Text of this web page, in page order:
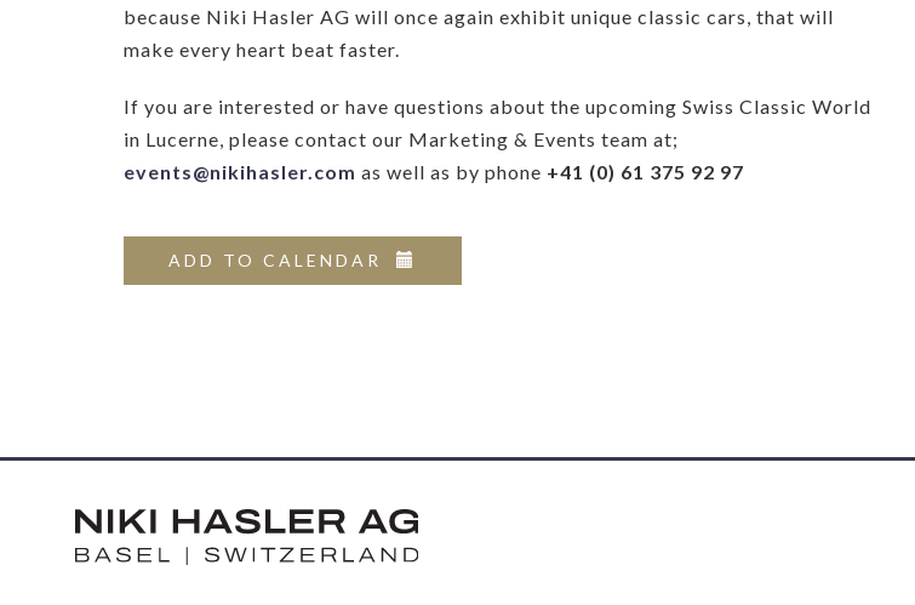
because Niki Hasler AG will once again exhibit unique classic cars, that will
make every heart beat faster.
If you are interested or have questions about the upcoming Swiss Classic World
in Lucerne, please contact our Marketing & Events team at;
events@nikihasler.com as well as by phone +41 (0) 61 375 92 97
ADD TO CALENDAR